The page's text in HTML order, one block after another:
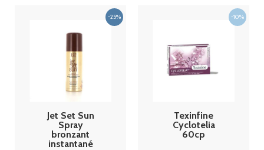
Jet Set Sun
Spray
bronzant
instantané
Texinfine
Cyclotelia
60cp